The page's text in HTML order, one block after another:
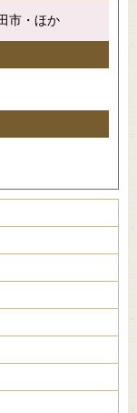
市・ほか